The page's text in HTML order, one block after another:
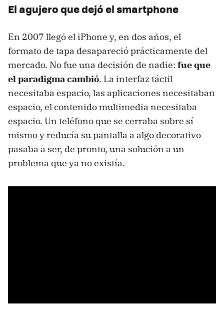
El agujero que dejó el smartphone
En 2007 llegó el iPhone y, en dos años, el
formato de tapa desapareció prácticamente del
mercado. No fue una decisión de nadie: fue que
el paradigma cambió. La interfaz táctil
necesitaba espacio, las aplicaciones necesitaban
espacio, el contenido multimedia necesitaba
espacio. Un teléfono que se cerraba sobre sí
mismo y reducía su pantalla a algo decorativo
pasaba a ser, de pronto, una solución a un
problema que ya no existía.